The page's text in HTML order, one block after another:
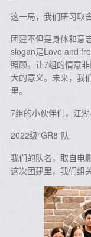
这一局，我们研习取
团建不但是身体和意
slogan是Love and
照顾。让7组的情意
大的意义。未来，我
里。
7组的小伙伴们，江湖
2022级“GR8”队
我们的队名，取自电
这次团建里，我们组